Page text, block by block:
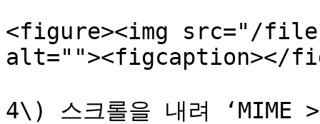
<figure><img src="/files/
alt=""><figcaption></
4\) 스크롤을 내려